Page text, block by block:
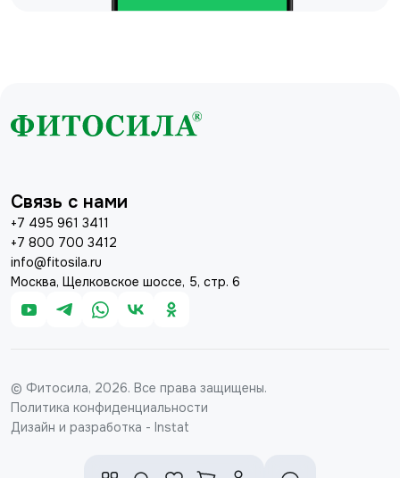
Связь с нами
+7 495 961 3411
+7 800 700 3412
info@fitosila.ru
Москва, Щелковское шоссе, 5, стр. 6
© Фитосила, 2026. Все права защищены.
Политика конфиденциальности
Дизайн и разработка - Instat